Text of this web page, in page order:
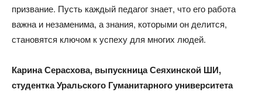
призвание. Пусть каждый педагог знает, что его работа
важна и незаменима, а знания, которыми он делится,
становятся ключом к успеху для многих людей.
Карина Серасхова, выпускница Сеяхинской ШИ,
студентка Уральского Гуманитарного университета